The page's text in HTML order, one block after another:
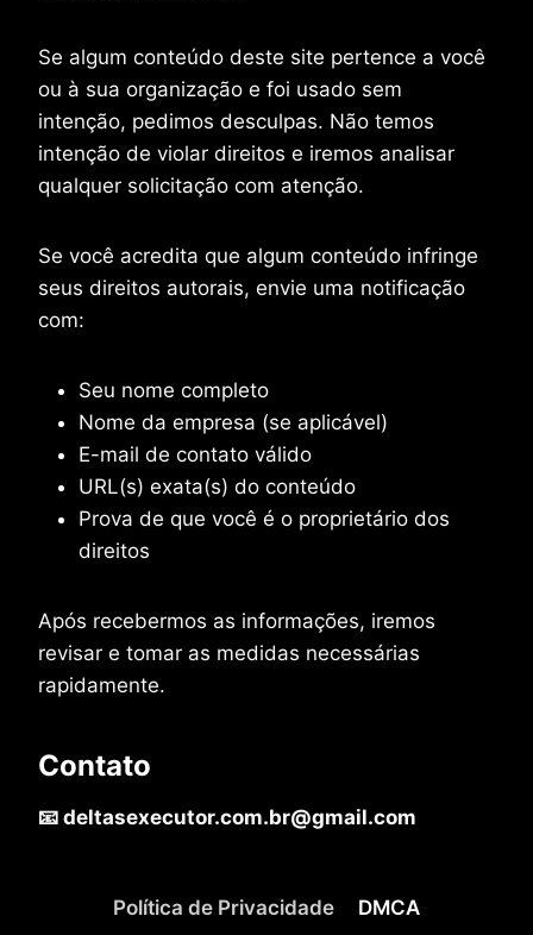
Se algum conteúdo deste site pertence a você
ou à sua organização e foi usado sem
intenção, pedimos desculpas. Não temos
intenção de violar direitos e iremos analisar
qualquer solicitação com atenção.
Se você acredita que algum conteúdo infringe
seus direitos autorais, envie uma notificação
com:
Seu nome completo
Nome da empresa (se aplicável)
E-mail de contato válido
URL(s) exata(s) do conteúdo
Prova de que você é o proprietário dos
direitos
Após recebermos as informações, iremos
revisar e tomar as medidas necessárias
rapidamente.
Contato
📧 deltasexecutor.com.br@gmail.com
Política de Privacidade DMCA